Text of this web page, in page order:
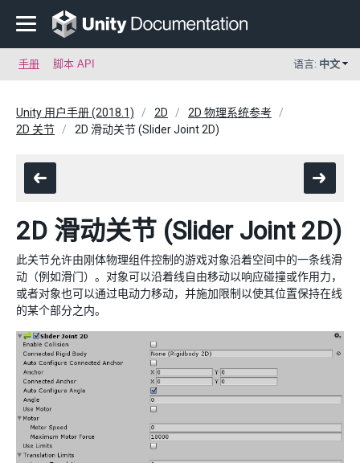
手册 脚本 API 语言: 中文
Unity 用户手册 (2018.1) 2D
2D 物理系统参考
2D 关节
2D 滑动关节 (Slider Joint 2D)
2D 滑动关节 (Slider Joint 2D)
此关节允许由刚体物理组件控制的游戏对象沿着空间中的一条线滑
动（例如滑门）。对象可以沿着线自由移动以响应碰撞或作用力，
或者对象也可以通过电动力移动，并施加限制以使其位置保持在线
的某个部分之内。